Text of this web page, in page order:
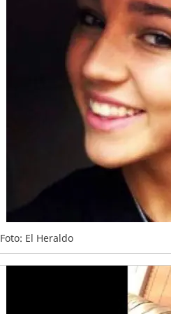
Foto: El Heraldo